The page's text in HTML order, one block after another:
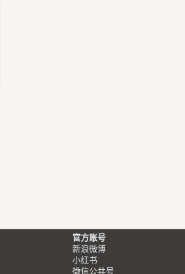
官方账号
新浪微博
小红书
微信公共号